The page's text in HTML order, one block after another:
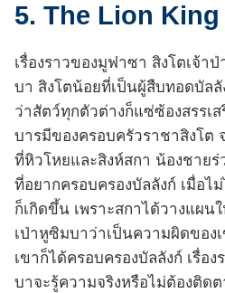
5. The Lion King
เรื่องราวของมูฟาซา สิงโตเจ้า
บา สิงโตน้อยที่เป็นผู้สืบทอดบัล
ว่าสัตว์ทุกตัวต่างก็แซ่ซ้องสรร
บารมีของครอบครัวราชาสิงโต
ที่หิวโหยและสิงห์สกา น้องชาย
ที่อยากครอบครองบัลลังก์ เมื่อไ
ก็เกิดขึ้น เพราะสกาได้วางแผ
เป่าหูซิมบาว่าเป็นความผิดขอ
เขาก็ได้ครอบครองบัลลังก์ เรื่อ
บาจะรู้ความจริงหรือไม่ต้องติด